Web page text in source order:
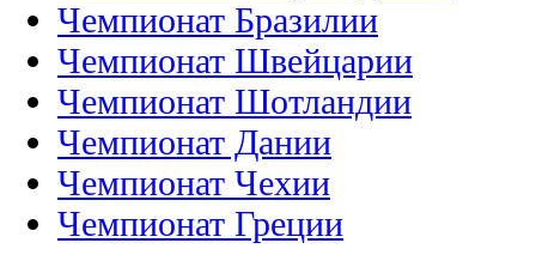
Чемпионат Бразилии
Чемпионат Швейцарии
Чемпионат Шотландии
Чемпионат Дании
Чемпионат Чехии
Чемпионат Греции